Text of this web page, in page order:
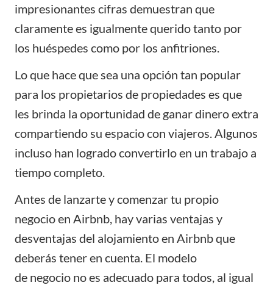
impresionantes cifras demuestran que
claramente es igualmente querido tanto por
los huéspedes como por los anfitriones.
Lo que hace que sea una opción tan popular
para los propietarios de propiedades es que
les brinda la oportunidad de ganar dinero extra
compartiendo su espacio con viajeros. Algunos
incluso han logrado convertirlo en un trabajo a
tiempo completo.
Antes de lanzarte y comenzar tu propio
negocio en Airbnb, hay varias ventajas y
desventajas del alojamiento en Airbnb que
deberás tener en cuenta. El modelo
de negocio no es adecuado para todos, al igual